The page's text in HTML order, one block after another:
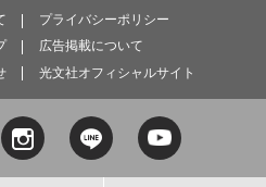
プライバシーポリシー
広告掲載について
光文社オフィシャルサイト